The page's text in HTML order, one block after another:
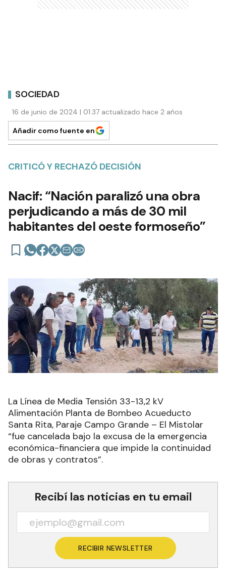
SOCIEDAD
16 de junio de 2024 | 01:37 actualizado hace 2 años
Añadir como fuente en
CRITICÓ Y RECHAZÓ DECISIÓN
Nacif: “Nación paralizó una obra
perjudicando a más de 30 mil
habitantes del oeste formoseño”
La Línea de Media Tensión 33-13,2 kV
Alimentación Planta de Bombeo Acueducto
Santa Rita, Paraje Campo Grande – El Mistolar
“fue cancelada bajo la excusa de la emergencia
económica-financiera que impide la continuidad
de obras y contratos”.
Recibí las noticias en tu email
RECIBIR NEWSLETTER